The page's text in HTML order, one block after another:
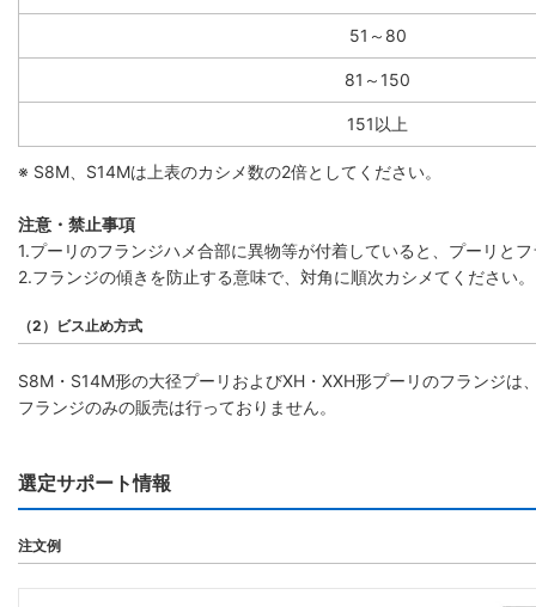
51～80
81～150
151以上
※ S8M、S14Mは上表のカシメ数の2倍としてください。
注意・禁止事項
1.プーリのフランジハメ合部に異物等が付着していると、プーリと
2.フランジの傾きを防止する意味で、対角に順次カシメてください。
（2）ビス止め方式
S8M・S14M形の大径プーリおよびXH・XXH形プーリのフランジ
フランジのみの販売は行っておりません。
選定サポート情報
注文例